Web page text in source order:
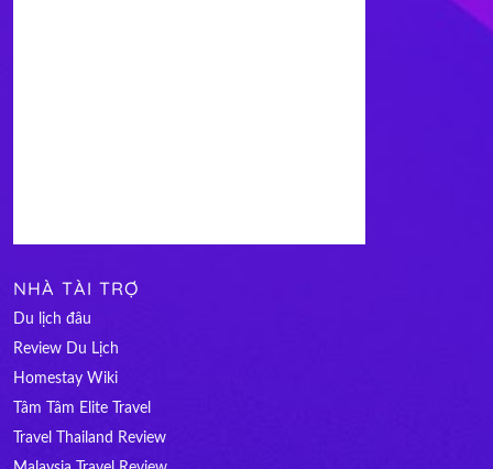
NHÀ TÀI TRỢ
Du lịch đâu
Review Du Lịch
Homestay Wiki
Tâm Tâm Elite Travel
Travel Thailand Review